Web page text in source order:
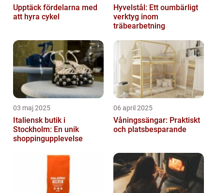
Upptäck fördelarna med
att hyra cykel
Hyvelstål: Ett oumbärligt
verktyg inom
träbearbetning
03 maj 2025
Italiensk butik i
Stockholm: En unik
shoppingupplevelse
06 april 2025
Våningssängar: Praktiskt
och platsbesparande